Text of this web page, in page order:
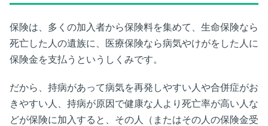
保険は、多くの加入者から保険料を集めて、生命保険なら
死亡した人の遺族に、医療保険なら病気やけがをした人に
保険金を支払うというしくみです。
だから、持病があって病気を再発しやすい人や合併症がお
きやすい人、持病が原因で健康な人より死亡率が高い人な
どが保険に加入すると、その人（またはその人の保険金受